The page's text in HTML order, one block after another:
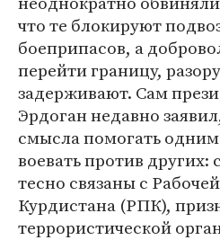
что те блокируют
боеприпасов, а
перейти границу,
задерживают. Сам
Эрдоган недавно
смысла помогать
воевать против
тесно связаны с
Курдистана (РПК),
террористической